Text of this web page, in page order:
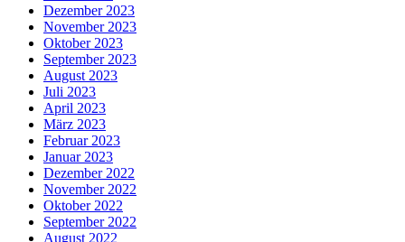
Dezember 2023
November 2023
Oktober 2023
September 2023
August 2023
Juli 2023
April 2023
März 2023
Februar 2023
Januar 2023
Dezember 2022
November 2022
Oktober 2022
September 2022
August 2022